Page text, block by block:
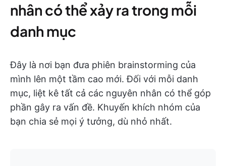
nhân có thể xảy ra trong mỗi
danh mục
Đây là nơi bạn đưa phiên brainstorming của
mình lên một tầm cao mới. Đối với mỗi danh
mục, liệt kê tất cả các nguyên nhân có thể góp
phần gây ra vấn đề. Khuyến khích nhóm của
bạn chia sẻ mọi ý tưởng, dù nhỏ nhất.